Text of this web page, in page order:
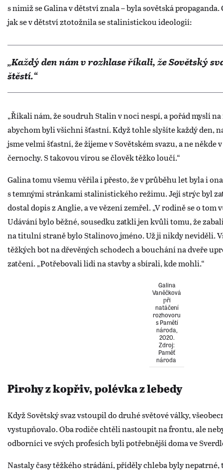
s nimiž se Galina v dětství znala – byla sovětská
jak se v dětství ztotožnila se stalinistickou ideologií:
„Každý den nám v rozhlase říkali, že Sovětský
štěstí.“
„Říkali nám, že soudruh Stalin v noci nespí, a pořád myslí
abychom byli všichni šťastní. Když tohle slyšíte každý den,
jsme velmi šťastní, že žijeme v Sovětském svazu, a ne někde
černochy. S takovou vírou se člověk těžko loučí.“
Galina tomu všemu věřila i přesto, že v průběhu let byla i
s temnými stránkami stalinistického režimu. Její strýc byl
dostal dopis z Anglie, a ve vězení zemřel. „V rodině se o
Udávání bylo běžné, sousedku zatkli jen kvůli tomu, že
na titulní straně bylo Stalinovo jméno. Už ji nikdy neviděli.
těžkých bot na dřevěných schodech a bouchání na dveře
zatčení. „Potřebovali lidi na stavby a sbírali, kde mohli.“
Galina
Vaněčková
při
natáčení
rozhovoru
s Pamětí
národa,
2020.
Zdroj:
Paměť
národa
Pirohy z kopřiv, polévka z lebedy
Když Sovětský svaz vstoupil do druhé světové války,
vystupňovalo. Oba rodiče chtěli nastoupit na frontu, ale
odborníci ve svých profesích byli potřebnější doma ve
Nastaly časy těžkého strádání, příděly chleba byly nepatrné,